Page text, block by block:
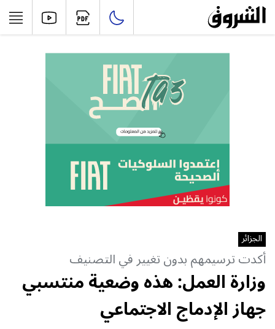
الجزائر
أكدت ترسيمهم بدون تغيير في التصنيف
وزارة العمل: هذه وضعية منتسبي
جهاز الإدماج الاجتماعي